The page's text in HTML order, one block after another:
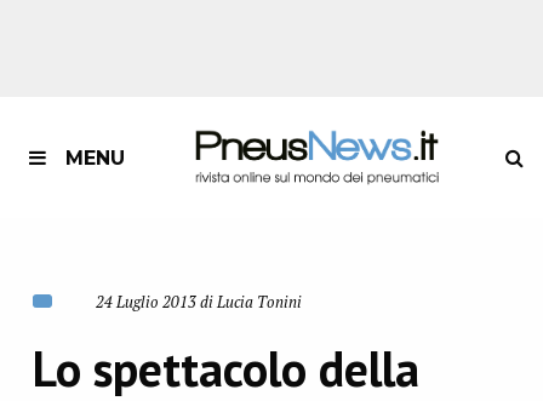
MENU
24 Luglio 2013 di Lucia Tonini
Lo spettacolo della